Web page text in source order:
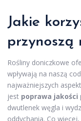
Jakie
przynoszą
Rośliny doniczkowe
wpływają na naszą
najważniejszych
jest poprawa
dwutlenek węgla i
oddychania. Co